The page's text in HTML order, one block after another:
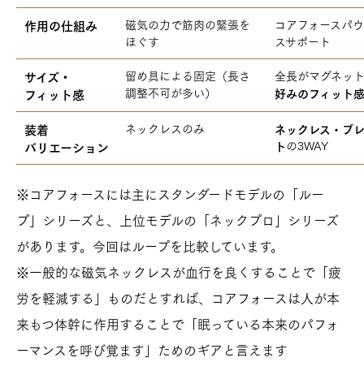
作用の仕組み
磁気の力で筋肉の緊張を
ほぐす
コアフォースパ
スサポート
サイズ・
フィット感
留め具による固定（長さ
調整不可が多い）
全長がマグネッ
好みのフィット
装着
バリエーション
ネックレスのみ
ネックレス・ブ
トの3WAY
※コアフォースには主にスタンダードモデルの「ルー
プ」シリーズと、上位モデルの「ネックプロ」シリーズ
があります。今回はループを比較しています。
※一般的な磁気ネックレスが血行を良くすることで「疲
労を軽減する」ものだとすれば、コアフォースは人が本
来もつ体幹に作用することで「眠っている本来のパフォ
ーマンスを呼び覚ます」ためのギア と言えます